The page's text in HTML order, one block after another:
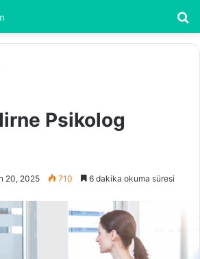
Psikolog
20, 2025 710 6 dakika okuma süresi